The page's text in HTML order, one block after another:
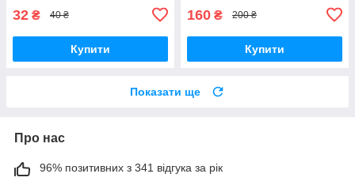
32 ₴ 40 ₴
Купити
160 ₴ 200 ₴
Купити
Показати ще
Про нас
96% позитивних з 341 відгука за рік